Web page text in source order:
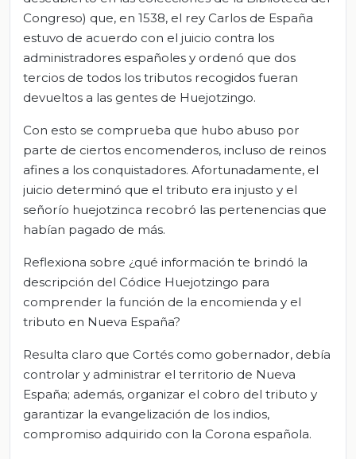
Congreso) que, en 1538, el rey Carlos de España
estuvo de acuerdo con el juicio contra los
administradores españoles y ordenó que dos
tercios de todos los tributos recogidos fueran
devueltos a las gentes de Huejotzingo.
Con esto se comprueba que hubo abuso por
parte de ciertos encomenderos, incluso de reinos
afines a los conquistadores. Afortunadamente, el
juicio determinó que el tributo era injusto y el
señorío huejotzinca recobró las pertenencias que
habían pagado de más.
Reflexiona sobre ¿qué información te brindó la
descripción del Códice Huejotzingo para
comprender la función de la encomienda y el
tributo en Nueva España?
Resulta claro que Cortés como gobernador, debía
controlar y administrar el territorio de Nueva
España; además, organizar el cobro del tributo y
garantizar la evangelización de los indios,
compromiso adquirido con la Corona española.